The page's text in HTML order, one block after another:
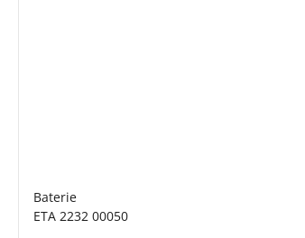
Baterie
ETA 2232 00050